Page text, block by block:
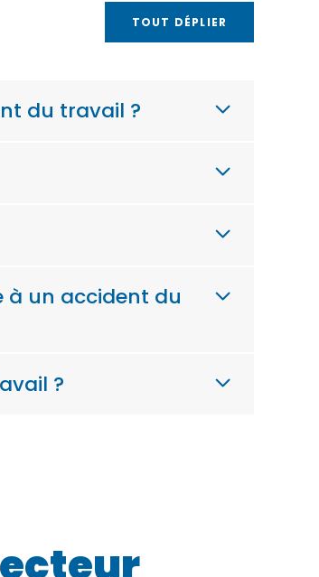
TOUT DÉPLIER
du travail ?
à un accident du
?